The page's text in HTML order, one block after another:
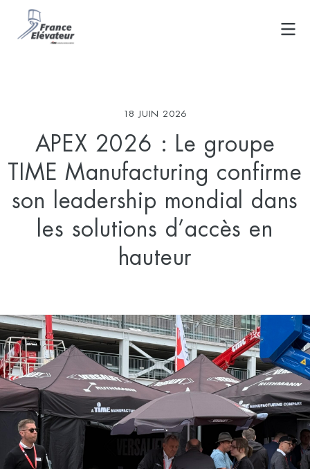
18 JUIN 2026
APEX 2026 : Le groupe
TIME Manufacturing confirme
son leadership mondial dans
les solutions d’accès en
hauteur